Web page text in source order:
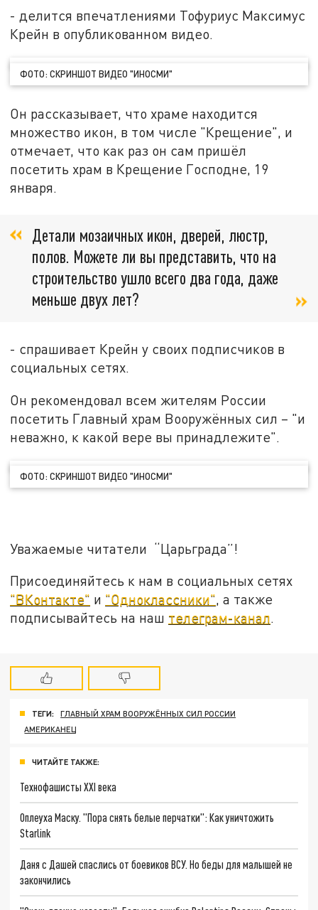
- делится впечатлениями Тофуриус Максимус
Крейн в опубликованном видео.
ФОТО: СКРИНШОТ ВИДЕО "ИНОСМИ"
Он рассказывает, что храме находится
множество икон, в том числе "Крещение", и
отмечает, что как раз он сам пришёл
посетить храм в Крещение Господне, 19
января.
Детали мозаичных икон, дверей, люстр,
полов. Можете ли вы представить, что на
строительство ушло всего два года, даже
меньше двух лет?
- спрашивает Крейн у своих подписчиков в
социальных сетях.
Он рекомендовал всем жителям России
посетить Главный храм Вооружённых сил – "и
неважно, к какой вере вы принадлежите".
ФОТО: СКРИНШОТ ВИДЕО "ИНОСМИ"
Уважаемые читатели “Царьграда”!
Присоединяйтесь к нам в социальных сетях
"ВКонтакте" и "Одноклассники", а также
подписывайтесь на наш телеграм-канал.
ТЕГИ:
ГЛАВНЫЙ ХРАМ ВООРУЖЁННЫХ СИЛ РОССИИ
АМЕРИКАНЕЦ
ЧИТАЙТЕ ТАКЖЕ:
Технофашисты XXI века
Оплеуха Маску. "Пора снять белые перчатки": Как уничтожить
Starlink
Даня с Дашей спаслись от боевиков ВСУ. Но беды для малышей не
закончились